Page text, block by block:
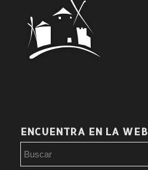
ENCUENTRA EN LA WEB